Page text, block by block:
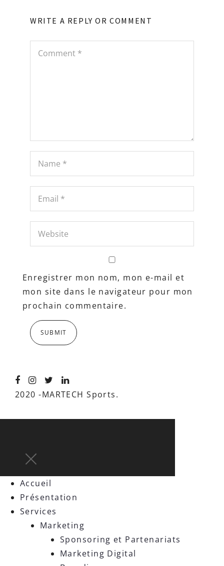
WRITE A REPLY OR COMMENT
Enregistrer mon nom, mon e-mail et
mon site dans le navigateur pour mon
prochain commentaire.
2020 -MARTECH Sports.
Accueil
Présentation
Services
Marketing
Sponsoring et Partenariats
Marketing Digital